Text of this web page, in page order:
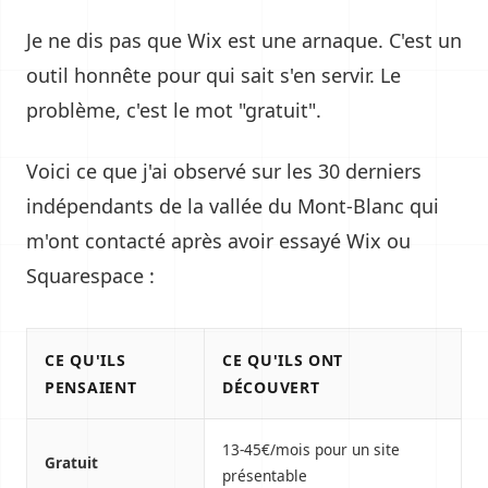
Je ne dis pas que Wix est une arnaque. C'est un
outil honnête pour qui sait s'en servir. Le
problème, c'est le mot "gratuit".
Voici ce que j'ai observé sur les 30 derniers
indépendants de la vallée du Mont-Blanc qui
m'ont contacté après avoir essayé Wix ou
Squarespace :
CE QU'ILS
PENSAIENT
CE QU'ILS ONT
DÉCOUVERT
Gratuit
13-45€/mois pour un site
présentable